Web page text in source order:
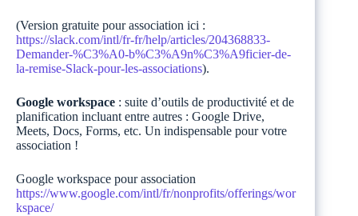
(Version gratuite pour association ici :
https://slack.com/intl/fr-fr/help/articles/204368833-
Demander-%C3%A0-b%C3%A9n%C3%A9ficier-de-
la-remise-Slack-pour-les-associations).
Google workspace : suite d’outils de productivité et de
planification incluant entre autres : Google Drive,
Meets, Docs, Forms, etc. Un indispensable pour votre
association !
Google workspace pour association
https://www.google.com/intl/fr/nonprofits/offerings/wor
kspace/